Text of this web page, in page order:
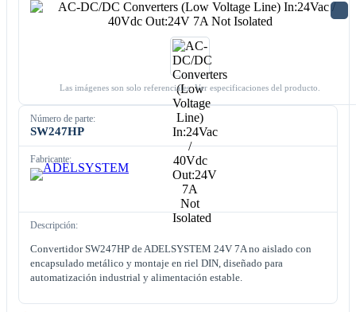
Las imágenes son solo referenciales. Ver especificaciones del producto.
Número de parte:
SW247HP
Fabricante:
Descripción:
Convertidor SW247HP de ADELSYSTEM 24V 7A no aislado con
encapsulado metálico y montaje en riel DIN, diseñado para
automatización industrial y alimentación estable.